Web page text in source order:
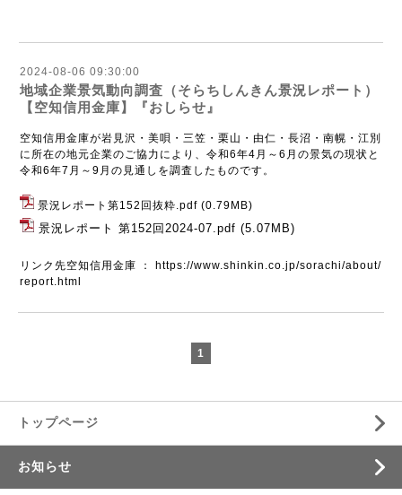
2024-08-06 09:30:00
地域企業景気動向調査（そらちしんきん景況レポート）
【空知信用金庫】『おしらせ』
空知信用金庫が岩見沢・美唄・三笠・栗山・由仁・長沼・南幌・江別
に所在の地元企業のご協力により、令和6年4月～6月の景気の現状と
令和6年7月～9月の見通しを調査したものです。
景況レポート第152回抜粋.pdf (0.79MB)
景況レポート 第152回2024-07.pdf (5.07MB)
リンク先空知信用金庫 ： https://www.shinkin.co.jp/sorachi/about/
report.html
1
トップページ
お知らせ